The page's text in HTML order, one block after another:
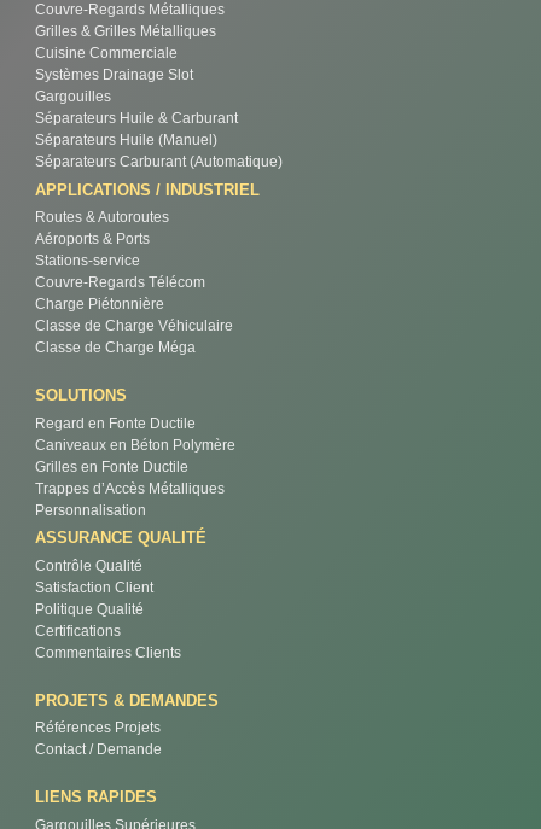
Couvre-Regards Métalliques
Grilles & Grilles Métalliques
Cuisine Commerciale
Systèmes Drainage Slot
Gargouilles
Séparateurs Huile & Carburant
Séparateurs Huile (Manuel)
Séparateurs Carburant (Automatique)
APPLICATIONS / INDUSTRIEL
Routes & Autoroutes
Aéroports & Ports
Stations-service
Couvre-Regards Télécom
Charge Piétonnière
Classe de Charge Véhiculaire
Classe de Charge Méga
SOLUTIONS
Regard en Fonte Ductile
Caniveaux en Béton Polymère
Grilles en Fonte Ductile
Trappes d’Accès Métalliques
Personnalisation
ASSURANCE QUALITÉ
Contrôle Qualité
Satisfaction Client
Politique Qualité
Certifications
Commentaires Clients
PROJETS & DEMANDES
Références Projets
Contact / Demande
LIENS RAPIDES
Gargouilles Supérieures